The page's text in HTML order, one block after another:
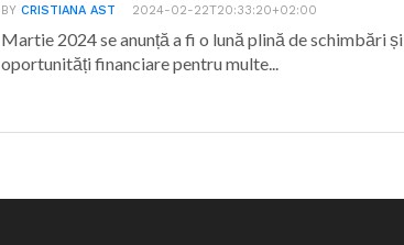
BYCRISTIANA AST 2024-02-22T20:33:20+02:00
Martie 2024 se anunță a fi o lună plină de schimbări și
oportunități financiare pentru multe...